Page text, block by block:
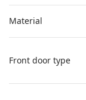
Material
Front door type